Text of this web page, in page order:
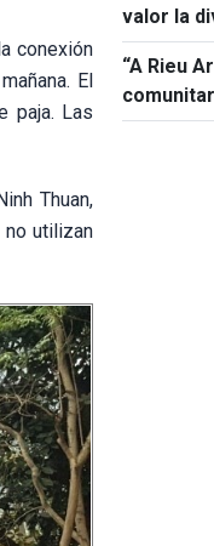
conexión
El
paja. Las
Thuan,
no utilizan
valor la
grupos
“A Rieu